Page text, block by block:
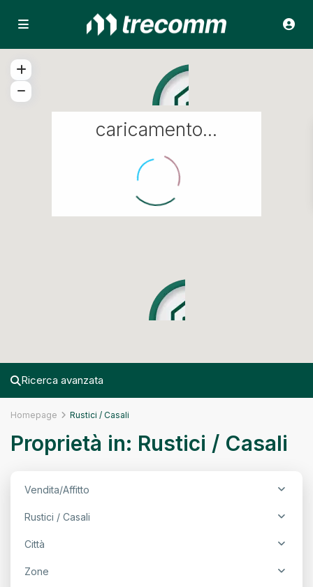
caricamento...
Ricerca avanzata
Homepage Rustici / Casali
Proprietà in: Rustici / Casali
Vendita/Affitto
Rustici / Casali
Città
Zone